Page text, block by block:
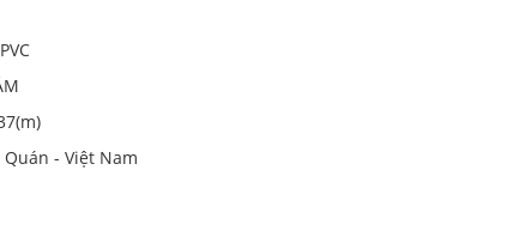
Quán - Việt Nam